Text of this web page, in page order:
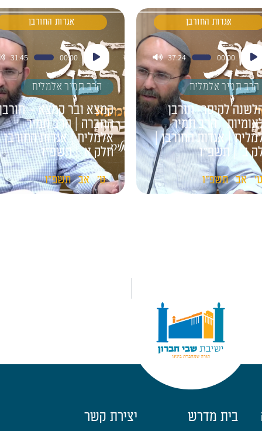
אגדות החורבן
00:00
37:24
הרב תמיר אלמליח
לקיסר- חורבן
| הרב תמיר
| אגדות החורבן |
ב' | תשפ"ו
אב תשפ"ו
אגדות החורבן
נגן
אודיו
00:00
31:45
הרב תמיר אלמליח
קמצא ובר קמצא –
החברה | הרב תמיר
אלמליח | אגדות
חלק א' | תשפ"ו
ט' אב תשפ"ו
בית מדרש יצירת קשר